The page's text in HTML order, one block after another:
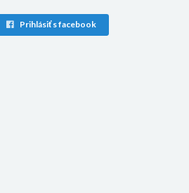
Prihlásiť s facebook